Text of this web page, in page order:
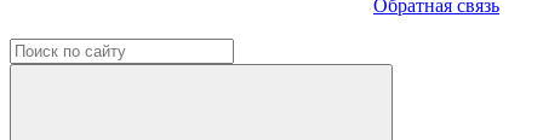
Обратная связь